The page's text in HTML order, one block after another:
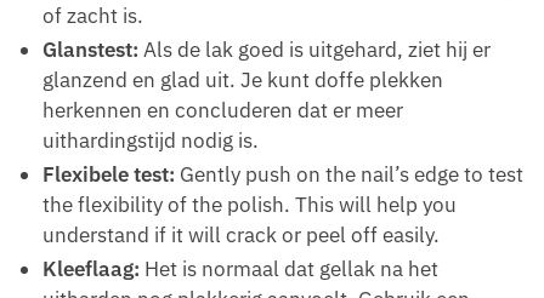
of zacht is.
Glanstest: Als de lak goed is uitgehard, ziet hij er
glanzend en glad uit. Je kunt doffe plekken
herkennen en concluderen dat er meer
uithardingstijd nodig is.
Flexibele test: Gently push on the nail’s edge to test
the flexibility of the polish. This will help you
understand if it will crack or peel off easily.
Kleeflaag: Het is normaal dat gellak na het